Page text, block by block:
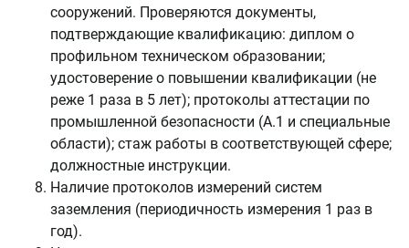
сооружений. Проверяются документы,
подтверждающие квалификацию: диплом о
профильном техническом образовании;
удостоверение о повышении квалификации (не
реже 1 раза в 5 лет); протоколы аттестации по
промышленной безопасности (А.1 и специальные
области); стаж работы в соответствующей сфере;
должностные инструкции.
Наличие протоколов измерений систем
заземления (периодичность измерения 1 раз в
год).